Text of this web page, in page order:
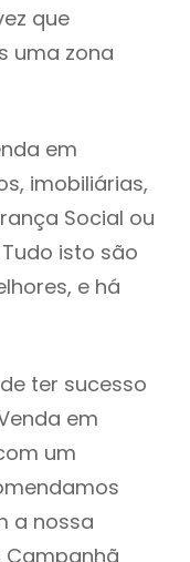
que
uma zona
em
imobiliárias,
Social ou
isto são
e há
ter sucesso
em
um
a nossa
Campanhã